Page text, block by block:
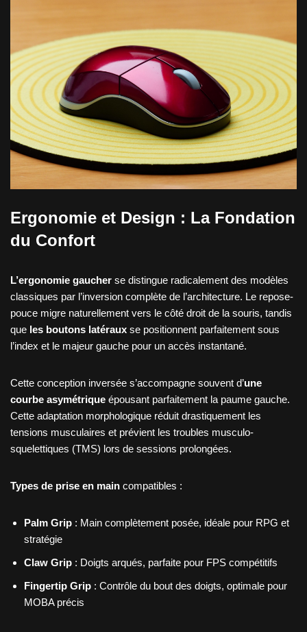
Ergonomie et Design : La Fondation
du Confort
L’ergonomie gaucher se distingue radicalement des modèles
classiques par l’inversion complète de l’architecture. Le repose-
pouce migre naturellement vers le côté droit de la souris, tandis
que les boutons latéraux se positionnent parfaitement sous
l’index et le majeur gauche pour un accès instantané.
Cette conception inversée s’accompagne souvent d’une
courbe asymétrique épousant parfaitement la paume gauche.
Cette adaptation morphologique réduit drastiquement les
tensions musculaires et prévient les troubles musculo-
squelettiques (TMS) lors de sessions prolongées.
Types de prise en main compatibles :
Palm Grip : Main complètement posée, idéale pour RPG et
stratégie
Claw Grip : Doigts arqués, parfaite pour FPS compétitifs
Fingertip Grip : Contrôle du bout des doigts, optimale pour
MOBA précis